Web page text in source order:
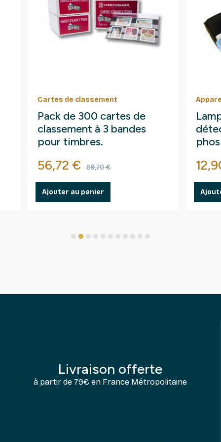
Cartes de classement
Pack de 300 cartes de
classement à 3 bandes
pour timbres.
Prix
56,72 € Prix de base
59,70 €
Ajouter au panier
Prix
Livraison offerte
à partir de 79€ en France Métropolitaine